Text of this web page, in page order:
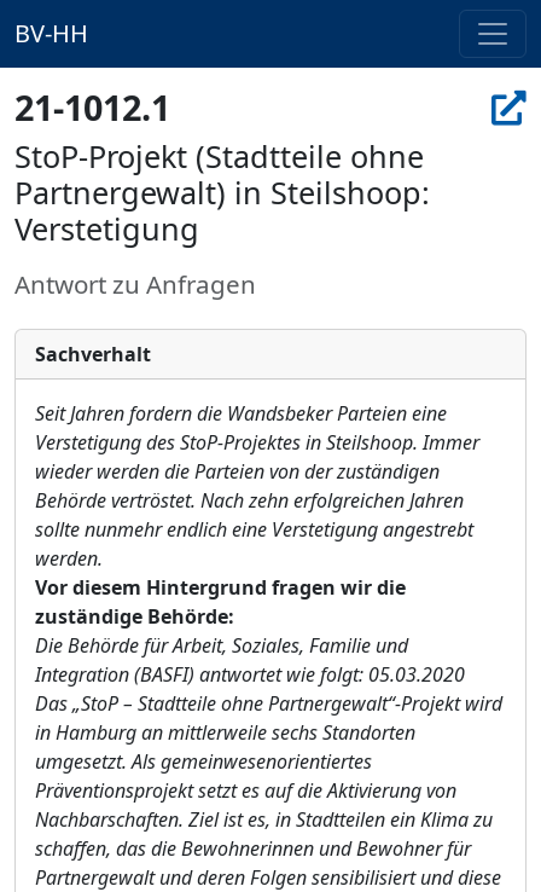
BV-HH
21-1012.1
StoP-Projekt (Stadtteile ohne
Partnergewalt) in Steilshoop:
Verstetigung
Antwort zu Anfragen
Sachverhalt
Seit Jahren fordern die Wandsbeker Parteien eine
Verstetigung des StoP-Projektes in Steilshoop. Immer
wieder werden die Parteien von der zuständigen
Behörde vertröstet. Nach zehn erfolgreichen Jahren
sollte nunmehr endlich eine Verstetigung angestrebt
werden.
Vor diesem Hintergrund fragen wir die
zuständige Behörde:
Die Behörde für Arbeit, Soziales, Familie und
Integration (BASFI) antwortet wie folgt: 05.03.2020
Das „StoP – Stadtteile ohne Partnergewalt“-Projekt wird
in Hamburg an mittlerweile sechs Standorten
umgesetzt. Als gemeinwesenorientiertes
Präventionsprojekt setzt es auf die Aktivierung von
Nachbarschaften. Ziel ist es, in Stadtteilen ein Klima zu
schaffen, das die Bewohnerinnen und Bewohner für
Partnergewalt und deren Folgen sensibilisiert und diese